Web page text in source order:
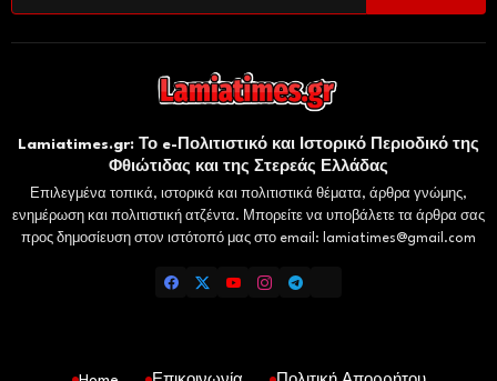
Lamiatimes.gr: Το e-Πολιτιστικό και Ιστορικό Περιοδικό της
Φθιώτιδας και της Στερεάς Ελλάδας
Επιλεγμένα τοπικά, ιστορικά και πολιτιστικά θέματα, άρθρα γνώμης,
ενημέρωση και πολιτιστική ατζέντα. Μπορείτε να υποβάλετε τα άρθρα σας
προς δημοσίευση στον ιστότοπό μας στο email: lamiatimes@gmail.com